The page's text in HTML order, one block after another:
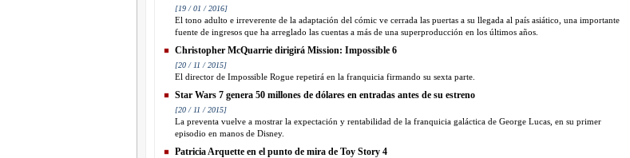
[19 / 01 / 2016]
El tono adulto e irreverente de la adaptación del cómic ve cerrada las puertas a su llegada al país asiático, una importante
fuente de ingresos que ha arreglado las cuentas a más de una superproducción en los últimos años.
Christopher McQuarrie dirigirá Mission: Impossible 6
[20 / 11 / 2015]
El director de Impossible Rogue repetirá en la franquicia firmando su sexta parte.
Star Wars 7 genera 50 millones de dólares en entradas antes de su estreno
[20 / 11 / 2015]
La preventa vuelve a mostrar la expectación y rentabilidad de la franquicia galáctica de George Lucas, en su primer
episodio en manos de Disney.
Patricia Arquette en el punto de mira de Toy Story 4